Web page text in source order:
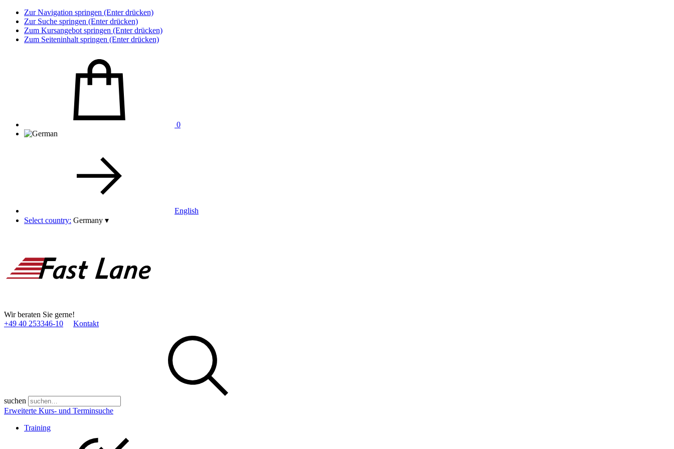
Zur Navigation springen (Enter drücken)
Zur Suche springen (Enter drücken)
Zum Kursangebot springen (Enter drücken)
Zum Seiteninhalt springen (Enter drücken)
0
English
Select country: Germany ▾
Wir beraten Sie gerne!
+49 40 253346­-10
Kontakt
suchen
Erweiterte Kurs- und Terminsuche
Training